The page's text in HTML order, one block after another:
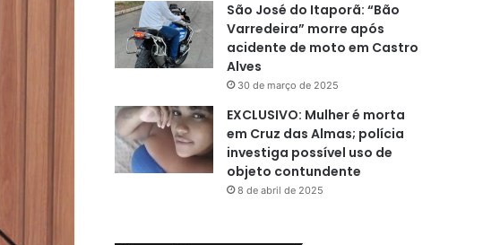
São José do Itaporã: “Bão
Varredeira” morre após
acidente de moto em Castro
Alves
30 de março de 2025
EXCLUSIVO: Mulher é morta
em Cruz das Almas; polícia
investiga possível uso de
objeto contundente
8 de abril de 2025